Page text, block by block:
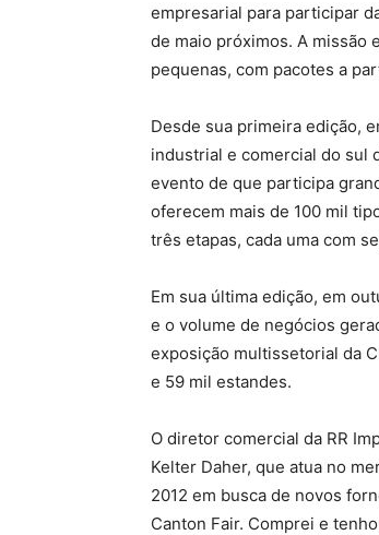
empresarial para participar
de maio próximos. A missão
pequenas, com pacotes a
Desde sua primeira edição,
industrial e comercial do sul
evento de que participa
oferecem mais de 100 mil
três etapas, cada uma com
Em sua última edição, em
e o volume de negócios
exposição multissetorial da
e 59 mil estandes.
O diretor comercial da RR
Kelter Daher, que atua no
2012 em busca de novos
Canton Fair. Comprei e